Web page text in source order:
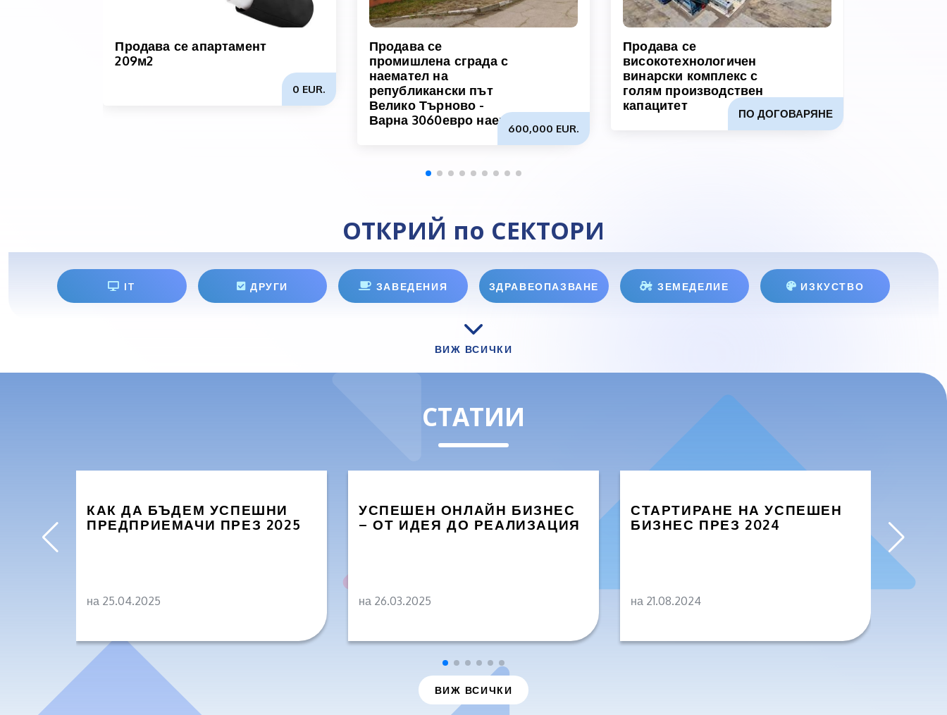
Продава се апартамент
209м2
0 EUR.
Продава се
промишлена сграда с
наемател на
републикански път
Велико Търново -
Варна 3060евро наем
600,000 EUR.
Продава се
високотехнологичен
винарски комплекс с
голям производствен
капацитет
ПО ДОГОВАРЯНЕ
ОТКРИЙ по СЕКТОРИ
IT ДРУГИ ЗАВЕДЕНИЯ ЗДРАВЕОПАЗВАНЕ ЗЕМЕДЕЛИЕ ИЗКУСТВО
ВИЖ ВСИЧКИ
СТАТИИ
КАК ДА БЪДЕМ УСПЕШНИ
ПРЕДПРИЕМАЧИ ПРЕЗ 2025
на 25.04.2025
УСПЕШЕН ОНЛАЙН БИЗНЕС
– ОТ ИДЕЯ ДО РЕАЛИЗАЦИЯ
на 26.03.2025
СТАРТИРАНЕ НА УСПЕШЕН
БИЗНЕС ПРЕЗ 2024
на 21.08.2024
ВИЖ ВСИЧКИ